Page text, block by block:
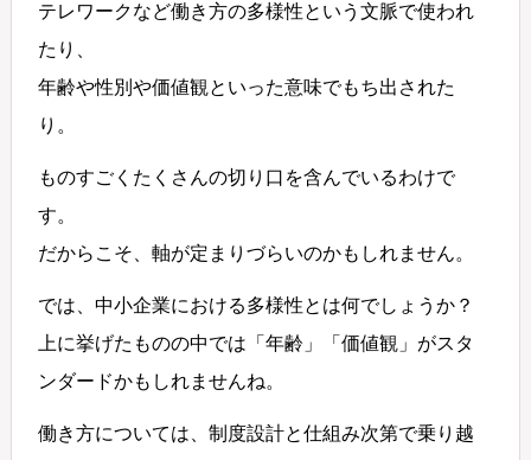
テレワークなど働き方の多様性という文脈で使われ
たり、
年齢や性別や価値観といった意味でもち出された
り。
ものすごくたくさんの切り口を含んでいるわけで
す。
だからこそ、軸が定まりづらいのかもしれません。
では、中小企業における多様性とは何でしょうか？
上に挙げたものの中では「年齢」「価値観」がスタ
ンダードかもしれませんね。
働き方については、制度設計と仕組み次第で乗り越